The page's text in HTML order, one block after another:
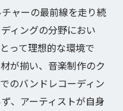
所
つ街
わる音楽制作の未来
のビジョン
が拓く新しい創作の
ャーの最前線を走り続
ィングの分野におい
って理想的な環境で
が揃い、音楽制作のク
のバンドレコーディン
、アーティストが自身